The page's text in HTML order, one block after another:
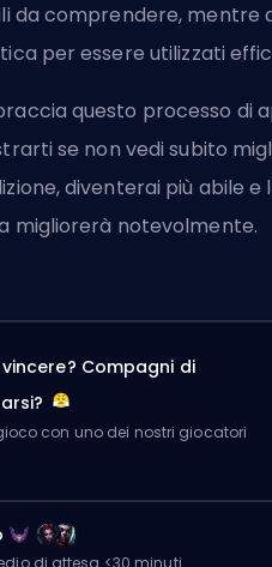
da comprendere, mentre
per essere utilizzati
questo processo di
se non vedi subito
diventerai più abile
migliorerà notevolmente.
Compagni di
con uno dei nostri giocatori
di attesa <30 minuti